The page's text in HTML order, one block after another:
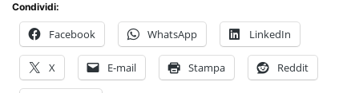
Condividi:
Facebook WhatsApp LinkedIn
X E-mail Stampa Reddit